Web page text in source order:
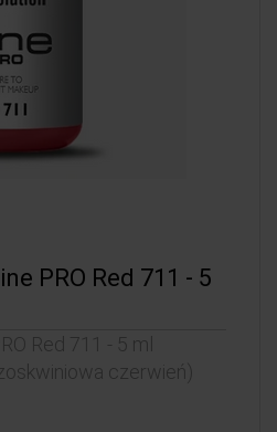
PRO Red 711 - 5
Red 711 - 5 ml
czerwień)